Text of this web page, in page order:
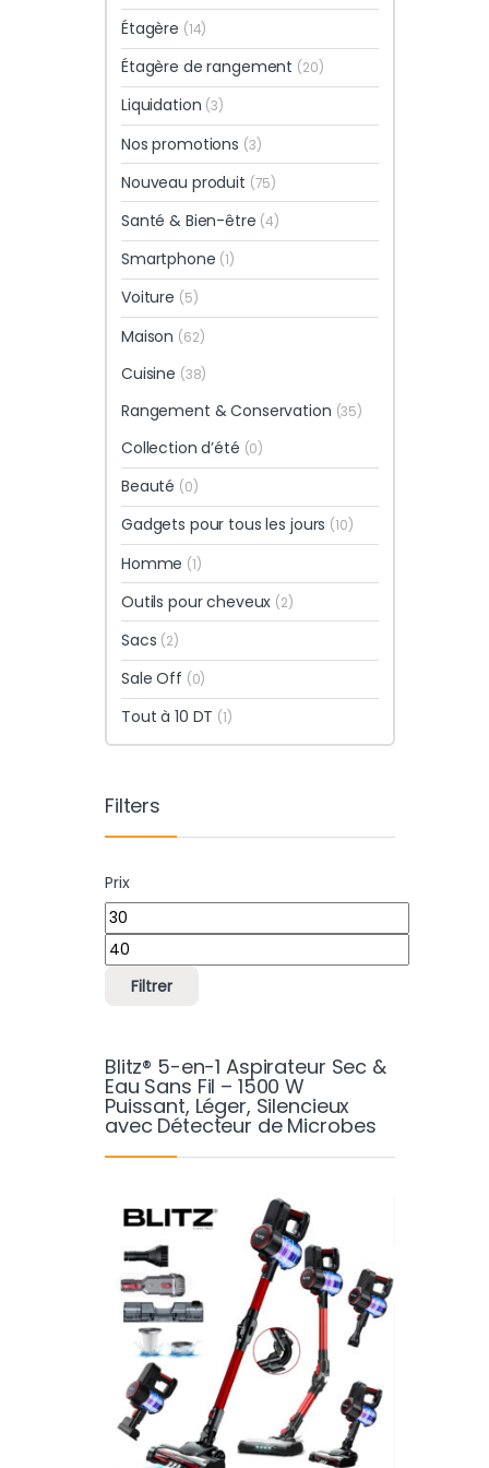
Étagère (14)
Étagère de rangement (20)
Liquidation (3)
Nos promotions (3)
Nouveau produit (75)
Santé & Bien-être (4)
Smartphone (1)
Voiture (5)
Maison (62)
Cuisine (38)
Rangement & Conservation (35)
Collection d’été (0)
Beauté (0)
Gadgets pour tous les jours (10)
Homme (1)
Outils pour cheveux (2)
Sacs (2)
Sale Off (0)
Tout à 10 DT (1)
Filters
Prix
Prix min
Prix max
Filtrer
Blitz® 5-en-1 Aspirateur Sec &
Eau Sans Fil – 1500 W
Puissant, Léger, Silencieux
avec Détecteur de Microbes